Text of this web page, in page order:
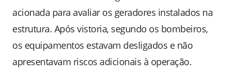
acionada para avaliar os geradores instalados na
estrutura. Após vistoria, segundo os bombeiros,
os equipamentos estavam desligados e não
apresentavam riscos adicionais à operação.